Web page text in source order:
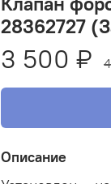
28362727
3 500 ₽
Описание